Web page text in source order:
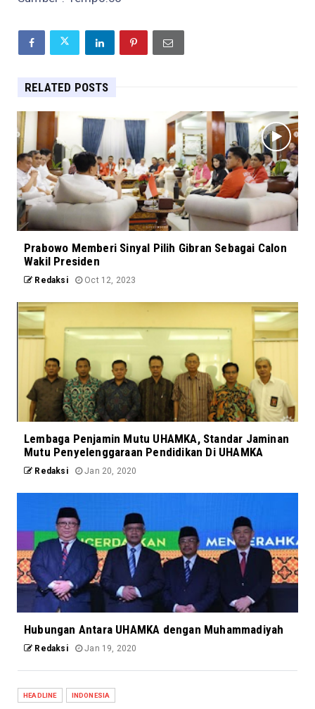
RELATED POSTS
Prabowo Memberi Sinyal Pilih Gibran Sebagai Calon
Wakil Presiden
Redaksi Oct 12, 2023
Lembaga Penjamin Mutu UHAMKA, Standar Jaminan
Mutu Penyelenggaraan Pendidikan Di UHAMKA
Redaksi Jan 20, 2020
Hubungan Antara UHAMKA dengan Muhammadiyah
Redaksi Jan 19, 2020
HEADLINE INDONESIA